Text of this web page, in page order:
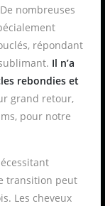
nombreuses
répondant
Il n’a
rebondies et
grand retour,
pour notre
transition peut
Les cheveux